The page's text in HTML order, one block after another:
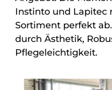
Instinto und Lapitec
Sortiment perfekt
durch Ästhetik,
Pflegeleichtigkeit.